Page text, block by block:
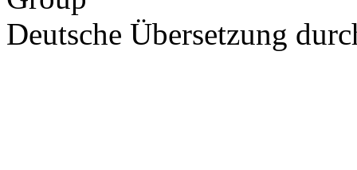
Deutsche Übersetzung